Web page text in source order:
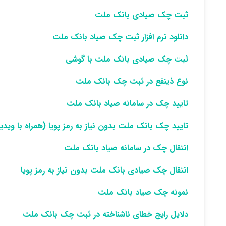
ثبت چک صیادی بانک ملت
دانلود نرم افزار ثبت چک صیاد بانک ملت
ثبت چک صیادی بانک ملت با گوشی
نوع ذینفع در ثبت چک بانک ملت
تایید چک در سامانه صیاد بانک ملت
تایید چک بانک ملت بدون نیاز به رمز پویا (همراه با
انتقال چک در سامانه صیاد بانک ملت
انتقال چک صیادی بانک ملت بدون نیاز به رمز پویا
نمونه چک صیاد بانک ملت
دلایل رایج خطای ناشناخته در ثبت چک بانک ملت